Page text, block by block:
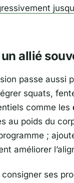
allié
passe aussi
squats,
comme les
au poids du
;
améliorer
ses